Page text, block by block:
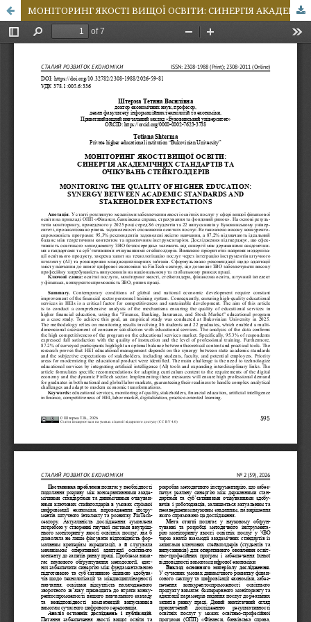
МОНІТОРИНГ ЯКОСТІ ВИЩОЇ ОСВІТИ: СИНЕРГІЯ АКАДЕМІЧНИХ СТАНДАРТІВ ТА ОЧІКУВАНЬ СТЕЙКГОЛДЕРІВ